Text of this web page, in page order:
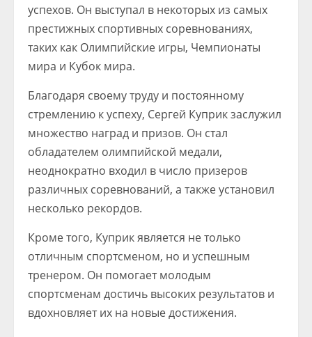
успехов. Он выступал в некоторых из самых
престижных спортивных соревнованиях,
таких как Олимпийские игры, Чемпионаты
мира и Кубок мира.
Благодаря своему труду и постоянному
стремлению к успеху, Сергей Куприк заслужил
множество наград и призов. Он стал
обладателем олимпийской медали,
неоднократно входил в число призеров
различных соревнований, а также установил
несколько рекордов.
Кроме того, Куприк является не только
отличным спортсменом, но и успешным
тренером. Он помогает молодым
спортсменам достичь высоких результатов и
вдохновляет их на новые достижения.